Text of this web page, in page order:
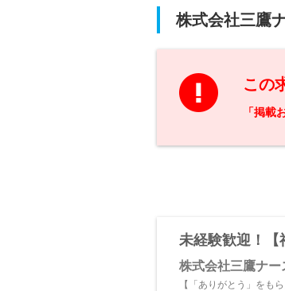
株式会社三鷹
この
「掲載
未経験歓迎！【
株式会社三鷹ナ
【「ありがとう」を